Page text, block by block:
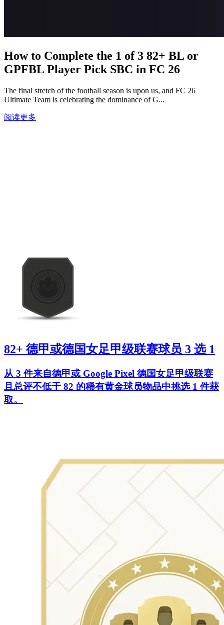
How to Complete the 1 of 3 82+ BL or
GPFBL Player Pick SBC in FC 26
The final stretch of the football season is upon us, and FC 26
Ultimate Team is celebrating the dominance of G...
阅读更多
82+ 德甲或德国女足甲级联赛球员 3 选 1
从 3 件来自德甲或 Google Pixel 德国女足甲级联赛
且总评不低于 82 的稀有黄金球员物品中挑选 1 件获
取。